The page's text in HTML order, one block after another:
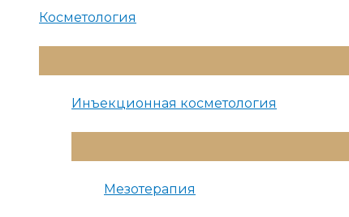
Косметология
Меню
Инъекционная косметология
Меню
Мезотерапия